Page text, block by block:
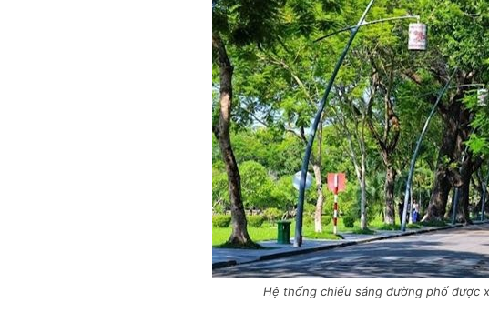
Hệ thống chiếu sáng đường phố được